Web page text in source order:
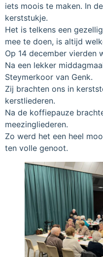
iets moois te maken. In
kerststukje.
Het is telkens een
mee te doen, is altijd
Op 14 december vierden
Na een lekker
Steymerkoor van Genk.
Zij brachten ons in
kerstliederen.
Na de koffiepauze
meezingliederen.
Zo werd het een heel
ten volle genoot.